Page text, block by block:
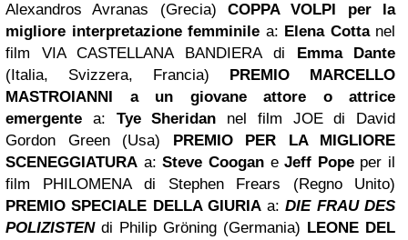
Alexandros Avranas (Grecia)
COPPA VOLPI
per la
migliore interpretazione femminile a: Elena Cotta nel
film VIA CASTELLANA BANDIERA di Emma Dante
(Italia, Svizzera, Francia)
PREMIO MARCELLO
MASTROIANNI
a un giovane attore o attrice
emergente a: Tye Sheridan
nel film JOE di David
Gordon Green (Usa)
PREMIO PER LA MIGLIORE
SCENEGGIATURA a: Steve Coogan eJeff Pope per il
film PHILOMENA di Stephen Frears (Regno Unito)
PREMIO SPECIALE DELLA GIURIAa: DIE FRAU DES
POLIZISTEN di Philip Gröning (Germania) LEONE DEL